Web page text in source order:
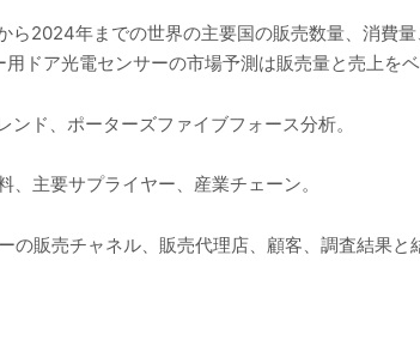
ら2024年までの世界の主要国の販売数量、消費
ドア光電センサーの市場予測は販売量と売上を
ド、ポーターズファイブフォース分析。
主要サプライヤー、産業チェーン。
販売チャネル、販売代理店、顧客、調査結果と